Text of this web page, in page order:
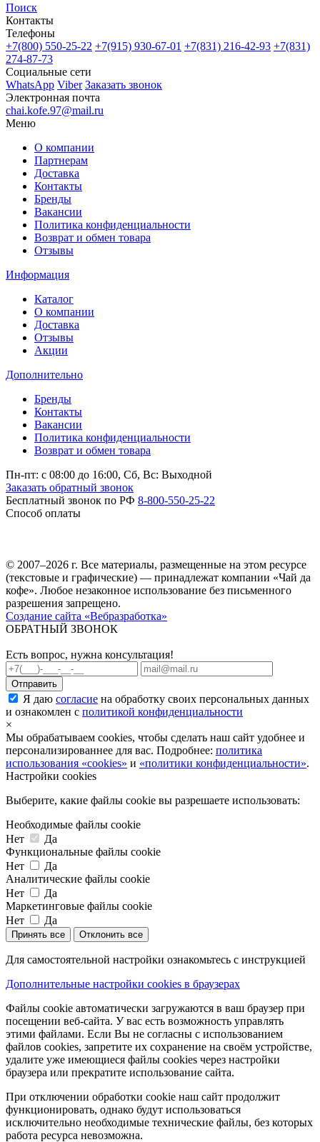
Поиск
Контакты
Телефоны
+7(800) 550-25-22 +7(915) 930-67-01 +7(831) 216-42-93 +7(831)
274-87-73
Социальные сети
WhatsApp Viber Заказать звонок
Электронная почта
chai.kofe.97@mail.ru
Меню
О компании
Партнерам
Доставка
Контакты
Бренды
Вакансии
Политика конфиденциальности
Возврат и обмен товара
Отзывы
Информация
Каталог
О компании
Доставка
Отзывы
Акции
Дополнительно
Бренды
Контакты
Вакансии
Политика конфиденциальности
Возврат и обмен товара
Пн-пт: c 08:00 до 16:00, Сб, Вс: Выходной
Заказать обратный звонок
Бесплатный звонок по РФ 8-800-550-25-22
Способ оплаты
© 2007–2026 г. Все материалы, размещенные на этом ресурсе
(текстовые и графические) — принадлежат компании «Чай да
кофе». Любое незаконное использование без письменного
разрешения запрещено.
Создание сайта «Вебразработка»
ОБРАТНЫЙ ЗВОНОК
Есть вопрос, нужна консультация!
Я даю согласие на обработку своих персональных данных
и ознакомлен с политикой конфиденциальности
×
Мы обрабатываем cookies, чтобы сделать наш сайт удобнее и
персонализированнее для вас. Подробнее: политика
использования «cookies» и «политики конфиденциальности».
Настройки cookies
Выберите, какие файлы cookie вы разрешаете использовать:
Необходимые файлы cookie
Нет
Да
Функциональные файлы cookie
Нет
Да
Аналитические файлы cookie
Нет
Да
Маркетинговые файлы cookie
Нет
Да
Принять все Отклонить все
Для самостоятельной настройки ознакомьтесь с инструкцией
Дополнительные настройки cookies в браузерах
Файлы cookie автоматически загружаются в ваш браузер при
посещении веб-сайта. У вас есть возможность управлять
этими файлами. Если Вы не согласны с использованием
файлов cookies, запретите их сохранение на своём устройстве,
удалите уже имеющиеся файлы cookies через настройки
браузера или прекратите использование сайта.
При отключении обработки cookie наш сайт продолжит
функционировать, однако будут использоваться
исключительно необходимые технические файлы, без которых
работа ресурса невозможна.